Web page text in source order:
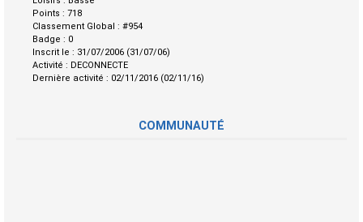
Points : 718
Classement Global : #954
Badge : 0
Inscrit le : 31/07/2006 (31/07/06)
Activité : DECONNECTE
Dernière activité : 02/11/2016 (02/11/16)
COMMUNAUTÉ